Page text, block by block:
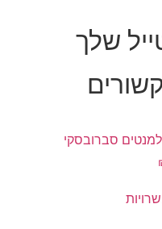
שלך
סברובסקי
זה